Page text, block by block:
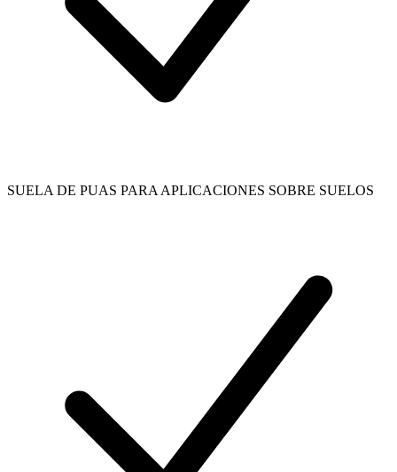
SUELA DE PUAS PARA APLICACIONES SOBRE SUELOS